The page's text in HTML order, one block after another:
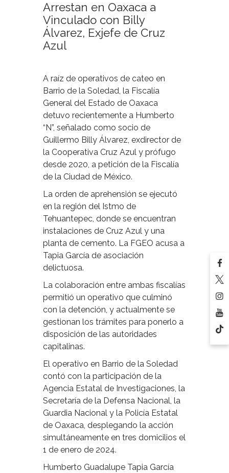
Arrestan en Oaxaca a
Vinculado con Billy
Álvarez, Exjefe de Cruz
Azul
A raíz de operativos de cateo en
Barrio de la Soledad, la Fiscalía
General del Estado de Oaxaca
detuvo recientemente a Humberto
“N”, señalado como socio de
Guillermo Billy Álvarez, exdirector de
la Cooperativa Cruz Azul y prófugo
desde 2020, a petición de la Fiscalía
de la Ciudad de México.
La orden de aprehensión se ejecutó
en la región del Istmo de
Tehuantepec, donde se encuentran
instalaciones de Cruz Azul y una
planta de cemento. La FGEO acusa a
Tapia García de asociación
delictuosa.
La colaboración entre ambas fiscalías
permitió un operativo que culminó
con la detención, y actualmente se
gestionan los trámites para ponerlo a
disposición de las autoridades
capitalinas.
El operativo en Barrio de la Soledad
contó con la participación de la
Agencia Estatal de Investigaciones, la
Secretaría de la Defensa Nacional, la
Guardia Nacional y la Policía Estatal
de Oaxaca, desplegando la acción
simultáneamente en tres domicilios el
1 de enero de 2024.
Humberto Guadalupe Tapia García